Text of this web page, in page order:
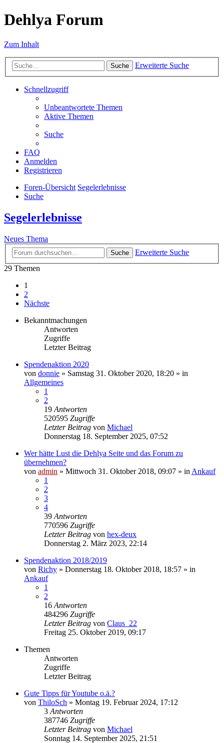
Dehlya Forum
Zum Inhalt
Suche Erweiterte Suche
Schnellzugriff
Unbeantwortete Themen
Aktive Themen
Suche
FAQ
Anmelden
Registrieren
Foren-Übersicht Segelerlebnisse
Suche
Segelerlebnisse
Neues Thema
Suche
Erweiterte Suche
29 Themen
1
2
Nächste
Bekanntmachungen
Antworten
Zugriffe
Letzter Beitrag
Spendenaktion 2020
von donnie » Samstag 31. Oktober 2020, 18:20 » in
Allgemeines
1
2
19 Antworten
520595 Zugriffe
Letzter Beitrag von Michael
Donnerstag 18. September 2025, 07:52
Wer hätte Lust die Dehlya Seite und das Forum zu
übernehmen?
von admin » Mittwoch 31. Oktober 2018, 09:07 » in Ankauf
1
2
3
4
39 Antworten
770596 Zugriffe
Letzter Beitrag von hex-deux
Donnerstag 2. März 2023, 22:14
Spendenaktion 2018/2019
von Richy » Donnerstag 18. Oktober 2018, 18:57 » in
Ankauf
1
2
16 Antworten
484296 Zugriffe
Letzter Beitrag von Claus_22
Freitag 25. Oktober 2019, 09:17
Themen
Antworten
Zugriffe
Letzter Beitrag
Gute Tipps für Youtube o.ä.?
von ThiloSch » Montag 19. Februar 2024, 17:12
3 Antworten
387746 Zugriffe
Letzter Beitrag von Michael
Sonntag 14. September 2025, 21:51